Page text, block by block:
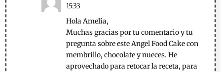
15:33
Hola Amelia,
Muchas gracias por tu comentario y tu
pregunta sobre este Angel Food Cake con
membrillo, chocolate y nueces. He
aprovechado para retocar la receta, para